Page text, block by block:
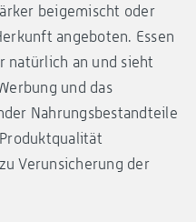
beigemischt oder
angeboten. Essen
an und sieht
und das
Nahrungsbestandteile
Verunsicherung der